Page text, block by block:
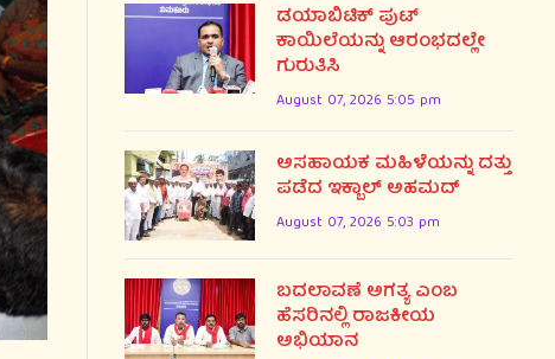
ಡಯಾಬಿಟಿಕ್ ಪುಟ್
ಕಾಯಿಲೆಯನ್ನು ಆರಂಭದಲ್ಲೇ
ಗುರುತಿಸಿ
August 07, 2026 5:05 pm
ಅಸಹಾಯಕ ಮಹಿಳೆಯನ್ನು ದತ್ತು
ಪಡೆದ ಇಕ್ಬಾಲ್ ಅಹಮದ್
August 07, 2026 5:03 pm
ಬದಲಾವಣೆ ಅಗತ್ಯ ಎಂಬ
ಹೆಸರಿನಲ್ಲಿ ರಾಜಕೀಯ
ಅಭಿಯಾನ